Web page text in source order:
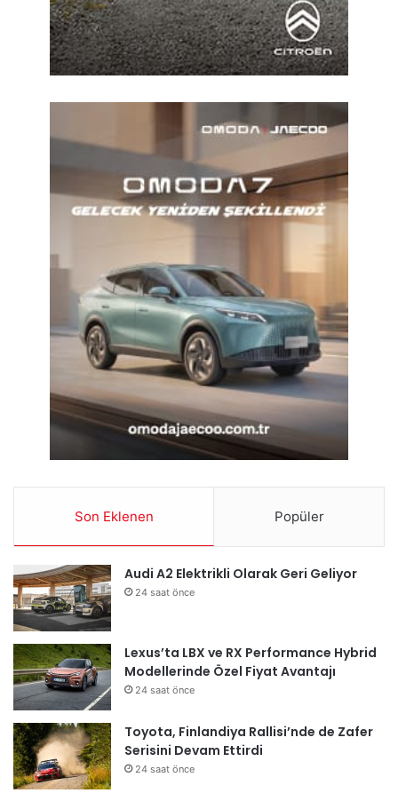
Son Eklenen Popüler
Audi A2 Elektrikli Olarak Geri Geliyor
24 saat önce
Lexus’ta LBX ve RX Performance Hybrid
Modellerinde Özel Fiyat Avantajı
24 saat önce
Toyota, Finlandiya Rallisi’nde de Zafer
Serisini Devam Ettirdi
24 saat önce